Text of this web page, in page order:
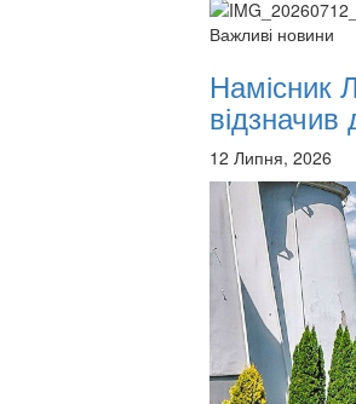
Перейти до архіву
Важливі новини
Намісник
відзначив
12 Липня, 2026